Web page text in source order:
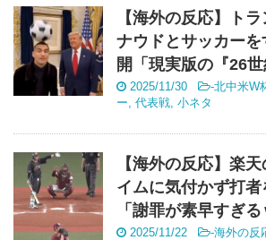
【海外の反応】ト
ナウドとサッカー
開「現実版の『26世
2025/11/30 -北中米W
ー, 代表戦, 小ネタ
【海外の反応】楽
イムに気付かず打
「謝罪が素早すぎる
2025/11/22 -海外の反